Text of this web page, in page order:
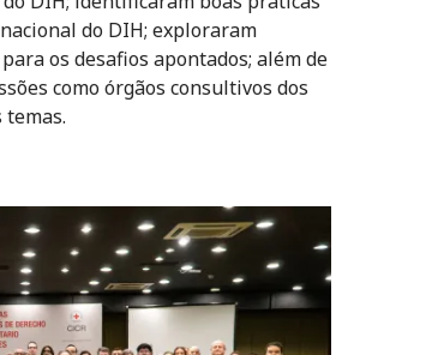
do DIH; exploraram
os desafios apontados; além de
como órgãos consultivos dos